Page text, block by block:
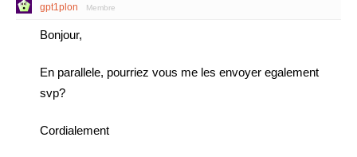
gpt1plon Membre
Bonjour,
En parallele, pourriez vous me les envoyer egalement
svp?
Cordialement